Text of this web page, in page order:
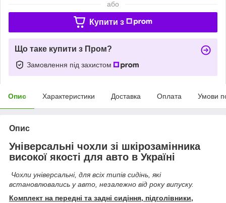
або
Купити з
Що таке купити з Пром?
Замовлення під захистом
Опис Характеристики Доставка Оплата Умови
Опис
Універсальні чохли зі шкірозамінника
високої якості для авто в Україні
Чохли універсальні, для всіх типів сидінь, які
встановлювались у авто, незалежно від року випуску.
Комплект на передні та задні сидіння, підголівники,